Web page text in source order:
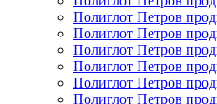
Полиглот Петров
Полиглот Петров
Полиглот Петров
Полиглот Петров
Полиглот Петров
Полиглот Петров